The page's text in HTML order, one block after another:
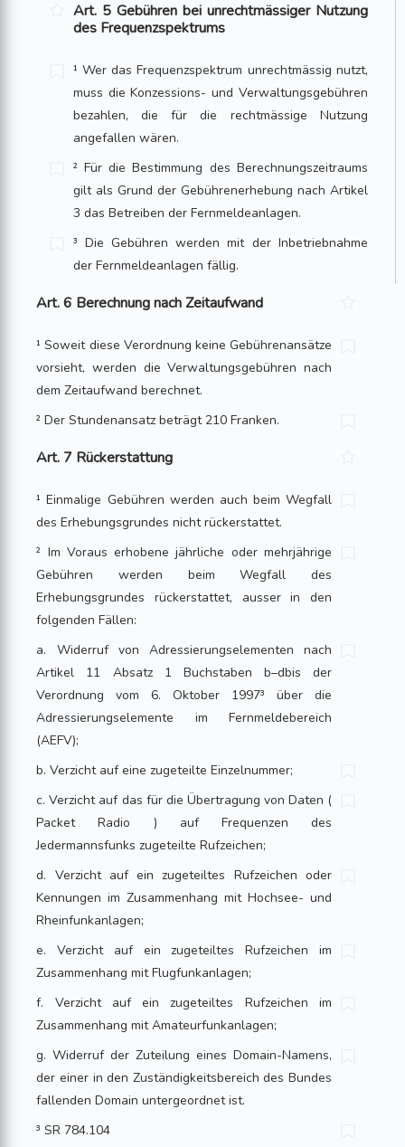
Art. 5 Gebühren bei unrechtmässiger Nutzung
des Frequenzspektrums
¹ Wer das Frequenzspektrum unrechtmässig nutzt,
muss die Konzessions- und Verwaltungsgebühren
bezahlen, die für die rechtmässige Nutzung
angefallen wären.
² Für die Bestimmung des Berechnungszeitraums
gilt als Grund der Gebührenerhebung nach Artikel
3 das Betreiben der Fernmeldeanlagen.
³ Die Gebühren werden mit der Inbetriebnahme
der Fernmeldeanlagen fällig.
Art. 6 Berechnung nach Zeitaufwand
¹ Soweit diese Verordnung keine Gebührenansätze
vorsieht, werden die Verwaltungsgebühren nach
dem Zeitaufwand berechnet.
² Der Stundenansatz beträgt 210 Franken.
Art. 7 Rückerstattung
¹ Einmalige Gebühren werden auch beim Wegfall
des Erhebungsgrundes nicht rückerstattet.
² Im Voraus erhobene jährliche oder mehrjährige
Gebühren werden beim Wegfall des
Erhebungsgrundes rückerstattet, ausser in den
folgenden Fällen:
a. Widerruf von Adressierungselementen nach
Artikel 11 Absatz 1 Buchstaben b–dbis der
Verordnung vom 6. Oktober 1997³ über die
Adressierungselemente im Fernmeldebereich
(AEFV);
b. Verzicht auf eine zugeteilte Einzelnummer;
c. Verzicht auf das für die Übertragung von Daten (
Packet Radio ) auf Frequenzen des
Jedermannsfunks zugeteilte Rufzeichen;
d. Verzicht auf ein zugeteiltes Rufzeichen oder
Kennungen im Zusammenhang mit Hochsee- und
Rheinfunkanlagen;
e. Verzicht auf ein zugeteiltes Rufzeichen im
Zusammenhang mit Flugfunkanlagen;
f. Verzicht auf ein zugeteiltes Rufzeichen im
Zusammenhang mit Amateurfunkanlagen;
g. Widerruf der Zuteilung eines Domain-Namens,
der einer in den Zuständigkeitsbereich des Bundes
fallenden Domain untergeordnet ist.
³ SR 784.104